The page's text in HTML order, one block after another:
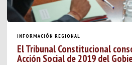
INFORMACIÓN REGIONAL
El Tribunal Constitucional
Acción Social de 2019 del